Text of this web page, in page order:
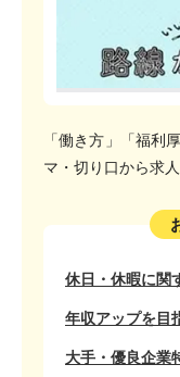
「働き方」「福利
マ・切り口から求
休日・休暇に関
年収アップを目
大手・優良企業